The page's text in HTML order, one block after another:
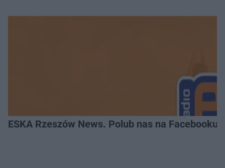
ESKA Rzeszów News. Polub nas na Facebooku!